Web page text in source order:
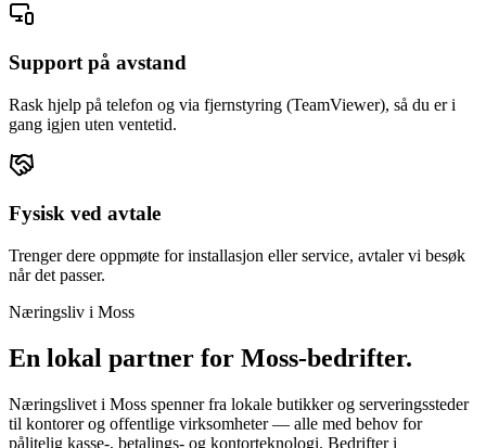
Support på avstand
Rask hjelp på telefon og via fjernstyring (TeamViewer), så du er i
gang igjen uten ventetid.
Fysisk ved avtale
Trenger dere oppmøte for installasjon eller service, avtaler vi besøk
når det passer.
Næringsliv i Moss
En lokal partner for Moss-bedrifter.
Næringslivet i Moss spenner fra lokale butikker og serveringssteder
til kontorer og offentlige virksomheter — alle med behov for
pålitelig kasse-, betalings- og kontorteknologi. Bedrifter i